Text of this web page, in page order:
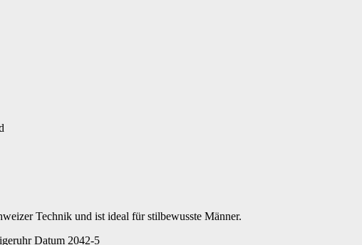
wird, findest du die Garantieinformationen auf der Webseite des Herstellers. Wenn
Technik und ist ideal für stilbewusste Männer.